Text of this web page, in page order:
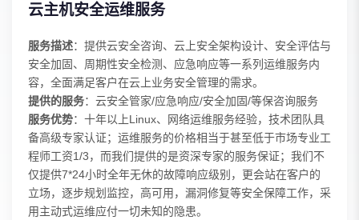
云主机安全运维服务
服务描述：提供云安全咨询、云上安全架构设计、安全评估与
安全加固、周期性安全检测、应急响应等一系列运维服务内
容，全面满足客户在云上业务安全管理的需求。
提供的服务：云安全管家/应急响应/安全加固/等保咨询服务
服务优势：十年以上Linux、网络运维服务经验，技术团队具
备高级专家认证；运维服务的价格相当于甚至低于市场专业工
程师工资1/3，而我们提供的是资深专家的服务保证；我们不
仅提供7*24小时全年无休的故障响应级别，更会站在客户的
立场，逐步规划监控，高可用，漏洞修复等安全保障工作，采
用主动式运维应付一切未知的隐患。